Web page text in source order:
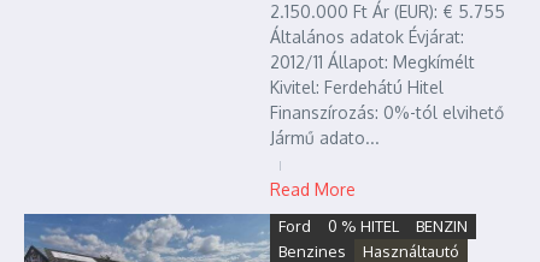
2.150.000 Ft Ár (EUR): € 5.755
Általános adatok Évjárat:
2012/11 Állapot: Megkímélt
Kivitel: Ferdehátú Hitel
Finanszírozás: 0%-tól elvihető
Jármű adato...
Read More
Ford 0 % HITEL
BENZIN
Benzines
Használtautó